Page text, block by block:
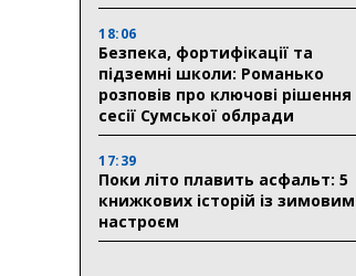
18:06
Безпека, фортифікації та
підземні школи: Романько
розповів про ключові рішення
сесії Сумської облради
17:39
Поки літо плавить асфальт: 5
книжкових історій із зимовим
настроєм